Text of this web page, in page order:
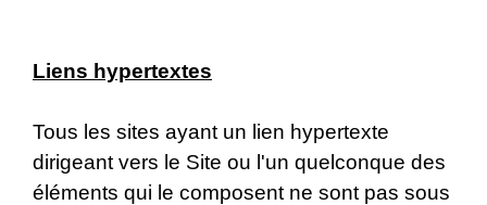
Liens hypertextes
Tous les sites ayant un lien hypertexte
dirigeant vers le Site ou l'un quelconque des
éléments qui le composent ne sont pas sous